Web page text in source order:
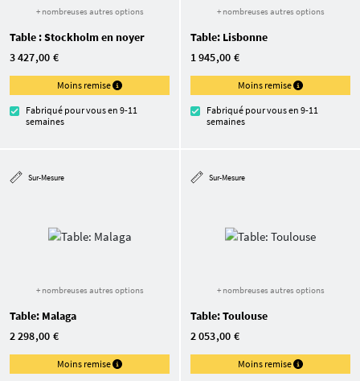
+ nombreuses autres options
Table : Stockholm en noyer
3 427,00 €
Moins remise
Fabriqué pour vous en 9-11
semaines
+ nombreuses autres options
Table: Lisbonne
1 945,00 €
Moins remise
Fabriqué pour vous en 9-11
semaines
Sur-Mesure
+ nombreuses autres options
Table: Malaga
2 298,00 €
Moins remise
Sur-Mesure
+ nombreuses autres options
Table: Toulouse
2 053,00 €
Moins remise